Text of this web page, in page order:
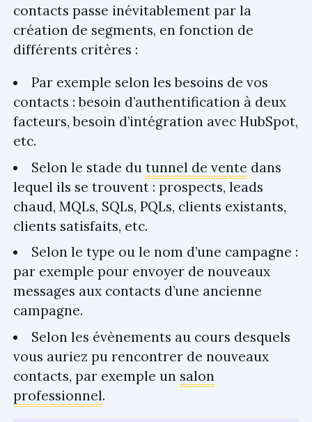
contacts passe inévitablement par la
création de segments, en fonction de
différents critères :
Par exemple selon les besoins de vos
contacts : besoin d’authentification à deux
facteurs, besoin d’intégration avec HubSpot,
etc.
Selon le stade du tunnel de vente dans
lequel ils se trouvent : prospects, leads
chaud, MQLs, SQLs, PQLs, clients existants,
clients satisfaits, etc.
Selon le type ou le nom d’une campagne :
par exemple pour envoyer de nouveaux
messages aux contacts d’une ancienne
campagne.
Selon les évènements au cours desquels
vous auriez pu rencontrer de nouveaux
contacts, par exemple un salon
professionnel.